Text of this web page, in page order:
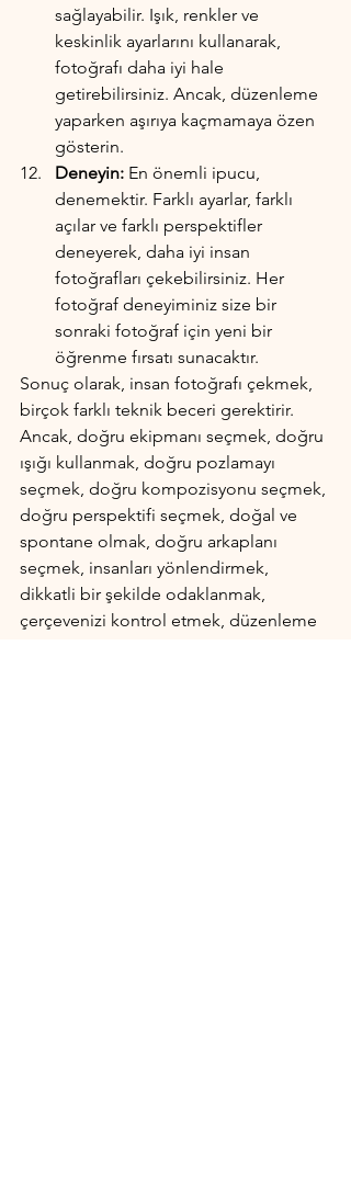
sağlayabilir. Işık, renkler ve
keskinlik ayarlarını kullanarak,
fotoğrafı daha iyi hale
getirebilirsiniz. Ancak, düzenleme
yaparken aşırıya kaçmamaya özen
gösterin.
Deneyin: En önemli ipucu,
denemektir. Farklı ayarlar, farklı
açılar ve farklı perspektifler
deneyerek, daha iyi insan
fotoğrafları çekebilirsiniz. Her
fotoğraf deneyiminiz size bir
sonraki fotoğraf için yeni bir
öğrenme fırsatı sunacaktır.
Sonuç olarak, insan fotoğrafı çekmek,
birçok farklı teknik beceri gerektirir.
Ancak, doğru ekipmanı seçmek, doğru
ışığı kullanmak, doğru pozlamayı
seçmek, doğru kompozisyonu seçmek,
doğru perspektifi seçmek, doğal ve
spontane olmak, doğru arkaplanı
seçmek, insanları yönlendirmek,
dikkatli bir şekilde odaklanmak,
çerçevenizi kontrol etmek, düzenleme